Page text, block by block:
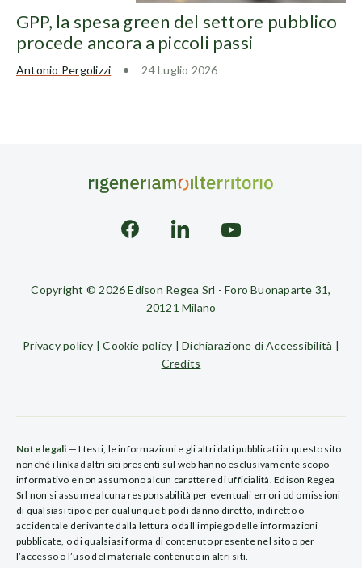
GPP, la spesa green del settore pubblico
procede ancora a piccoli passi
Antonio Pergolizzi 24 Luglio 2026
Copyright © 2026 Edison Regea Srl - Foro Buonaparte 31,
20121 Milano
Privacy policy |Cookie policy |Dichiarazione di Accessibilità |
Credits
Note legali — I testi, le informazioni e gli altri dati pubblicati in questo sito
nonché i link ad altri siti presenti sul web hanno esclusivamente scopo
informativo e non assumono alcun carattere di ufficialità. Edison Regea
Srl non si assume alcuna responsabilità per eventuali errori od omissioni
di qualsiasi tipo e per qualunque tipo di danno diretto, indiretto o
accidentale derivante dalla lettura o dall’impiego delle informazioni
pubblicate, o di qualsiasi forma di contenuto presente nel sito o per
l’accesso o l’uso del materiale contenuto in altri siti.